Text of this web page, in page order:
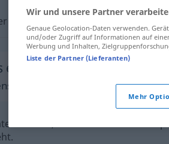
externen Quellen für "finely"
Redaktion geprüft)
werden, daß ein
Wir und unsere Partner
Genaue Geolocation-Daten verwenden.
und/oder Zugriff auf Informationen auf
Werbung und Inhalten,
Liste der Partner (Lieferanten)
Mehr